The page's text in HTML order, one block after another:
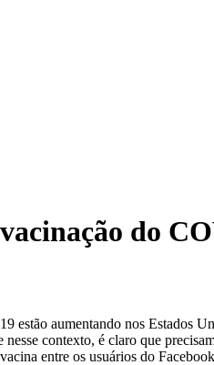
do
estão aumentando nos Estados
nesse contexto, é claro que
entre os usuários do